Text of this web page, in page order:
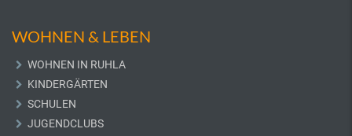
WOHNEN & LEBEN
WOHNEN IN RUHLA
KINDERGÄRTEN
SCHULEN
JUGENDCLUBS